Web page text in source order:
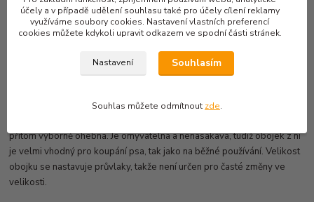
Obojky DeLUXE: jsou vyráběny z těch nejmodernějších a
nejkvalitnějších materiálů.
Obojek je vybaven masivní kovovou trojzubcovou přezkou
s chromovou úpravou a elegantním logem HST. Kování je černé barvy
přitom výborně ohebná. Je omyvatelná a nenasákavá, tudíž obojek z ní
je velmi vhodný pro koupání psa, tak jako na běžné používání. Velikost
obojku se nastavuje průvlaky, takže není určen pro časté změny ve
velikosti.
účely a v případě udělení souhlasu také pro účely cílení reklamy
využíváme soubory cookies. Nastavení vlastních preferencí
cookies můžete kdykoli upravit odkazem ve spodní části stránek.
Nastavení Souhlasím
Souhlas můžete odmítnout zde.